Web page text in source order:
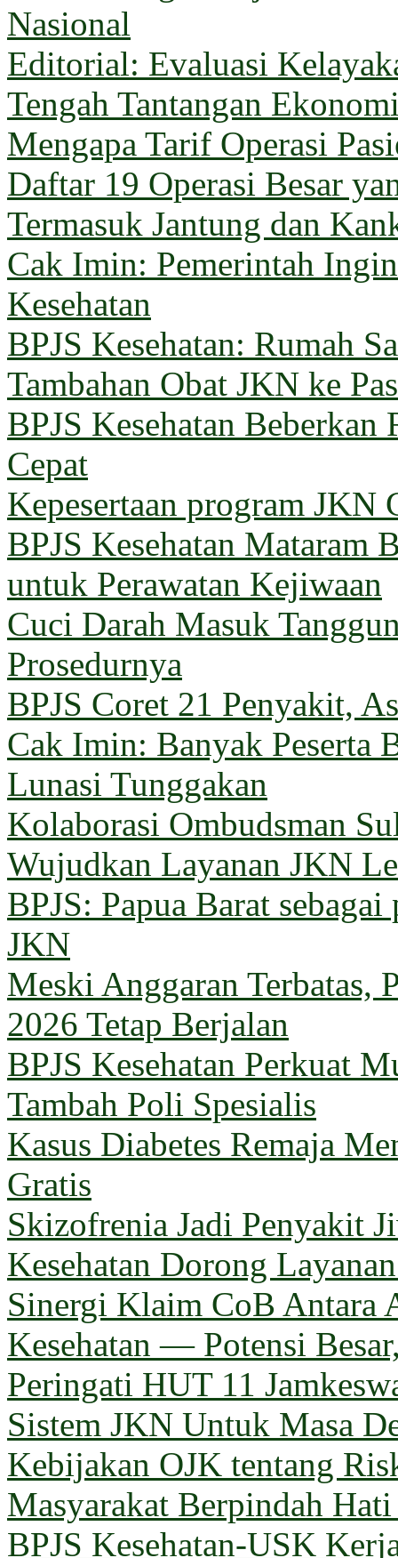
Nasional
Editorial: Evaluasi
Tengah Tantangan
Mengapa Tarif Operasi
Daftar 19 Operasi Besar
Termasuk Jantung dan
Cak Imin: Pemerintah
Kesehatan
BPJS Kesehatan: Rumah
Tambahan Obat JKN ke
BPJS Kesehatan
Cepat
Kepesertaan program JKN
BPJS Kesehatan
untuk Perawatan Kejiwaan
Cuci Darah Masuk
Prosedurnya
BPJS Coret 21 Penyakit,
Cak Imin: Banyak Peserta
Lunasi Tunggakan
Kolaborasi Ombudsman
Wujudkan Layanan JKN
BPJS: Papua Barat
JKN
Meski Anggaran Terbatas,
2026 Tetap Berjalan
BPJS Kesehatan Perkuat
Tambah Poli Spesialis
Kasus Diabetes Remaja
Gratis
Skizofrenia Jadi Penyakit
Kesehatan Dorong
Sinergi Klaim CoB Antara
Kesehatan — Potensi
Peringati HUT 11
Sistem JKN Untuk Masa
Kebijakan OJK tentang
Masyarakat Berpindah
BPJS Kesehatan-USK